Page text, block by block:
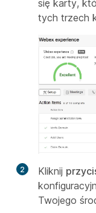
się karty,
tych trzech
2 Kliknij
Twojego